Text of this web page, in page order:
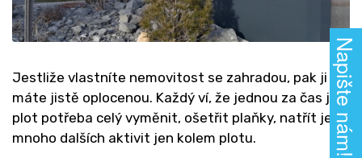
Jestliže vlastníte nemovitost se zahradou, pak ji
máte jistě oplocenou. Každý ví, že jednou za čas je
plot potřeba celý vyměnit, ošetřit plaňky, natřít je a
mnoho dalších aktivit jen kolem plotu.
Napište nám!